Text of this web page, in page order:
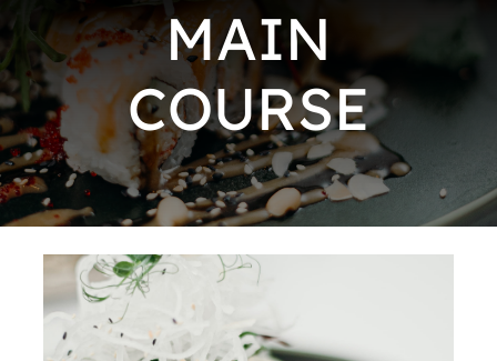
VIDEOS
AMBIENTE
NORMAS ISO
CONTACTO
MAIN
COURSE